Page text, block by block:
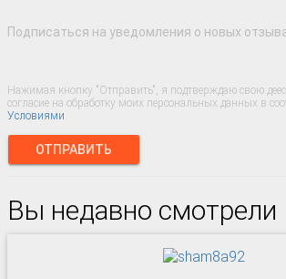
Подписаться на уведомления о новых
Нажимая кнопку "Отправить", я подтверждаю свою
согласие на обработку моих персональных данных в
Условиями
ОТПРАВИТЬ
Вы недавно смотрели